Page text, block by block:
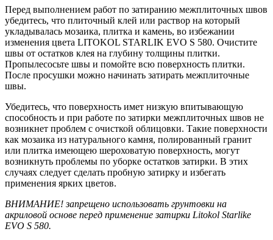
Перед выполнением работ по затиранию межплиточных швов
убедитесь, что плиточный клей или раствор на который
укладывалась мозаика, плитка и камень, во избежании
изменения цвета LITOKOL STARLIK EVO S 580. Очистите
швы от остатков клея на глубину толщины плитки.
Пропылесосьте швы и помойте всю поверхность плитки.
После просушки можно начинать затирать межплиточные
швы.
Убедитесь, что поверхность имет низкую впитывающую
способность и при работе по затирки межплиточных швов не
возникнет проблем с очисткой облицовки. Такие поверхности
как мозаика из натурального камня, полированный гранит
или плитка имеющею шероховатую поверхность, могут
возникнуть проблемы по уборке остатков затирки. В этих
случаях следует сделать пробную затирку и избегать
применения ярких цветов.
ВНИМАНИЕ! запрещено использовать грунтовки на
акриловой основе перед применение затирки Litokol Starlike
EVO S 580.